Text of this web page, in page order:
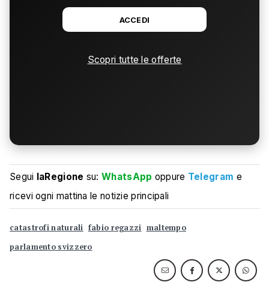
ACCEDI
Scopri tutte le offerte
Segui laRegione su:WhatsApp oppure Telegram e
ricevi ogni mattina le notizie principali
catastrofi naturali fabio regazzi maltempo
parlamento svizzero